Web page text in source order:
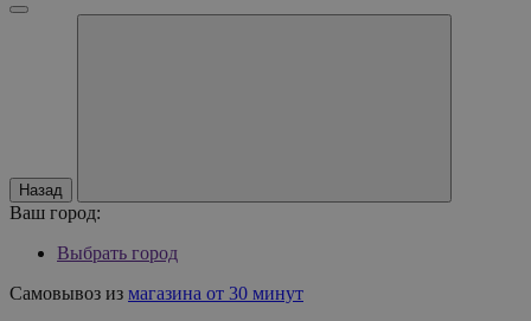
Назад
Ваш город:
Выбрать город
Самовывоз из магазина от 30 минут